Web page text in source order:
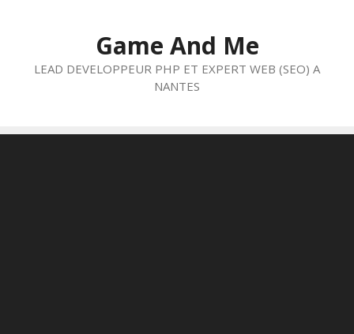
Game And Me
LEAD DEVELOPPEUR PHP ET EXPERT WEB (SEO) A
NANTES